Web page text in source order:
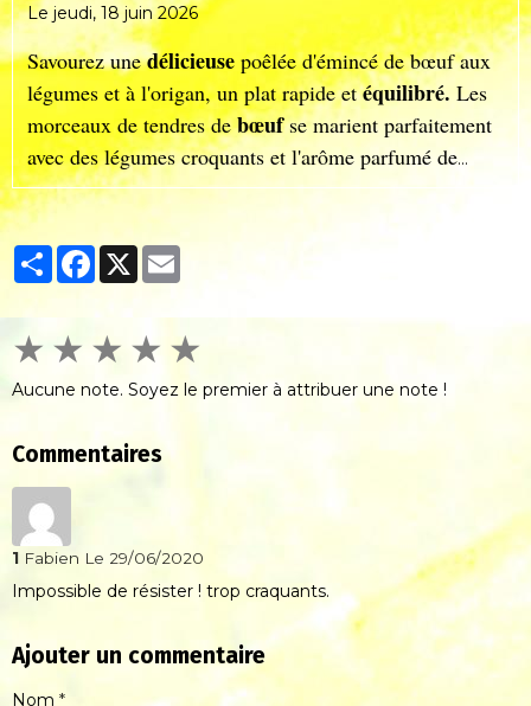
Le jeudi, 18 juin 2026
Savourez unedélicieuse poêlée d'émincé de bœuf aux
légumes et à l'origan, un plat rapide etéquilibré. Les
morceaux de tendres debœufse marient parfaitement
avec des légumes croquants et l'arôme parfumé de
l'origan. Parfait pour un repas sain et gourmand, prêt
en quelques minutes seulement.
PartagerFacebook
X
★ ★ ★ ★ ★
Aucune note. Soyez le premier à attribuer une note !
Commentaires
1 Fabien Le 29/06/2020
Impossible de résister ! trop craquants.
Ajouter un commentaire
Nom